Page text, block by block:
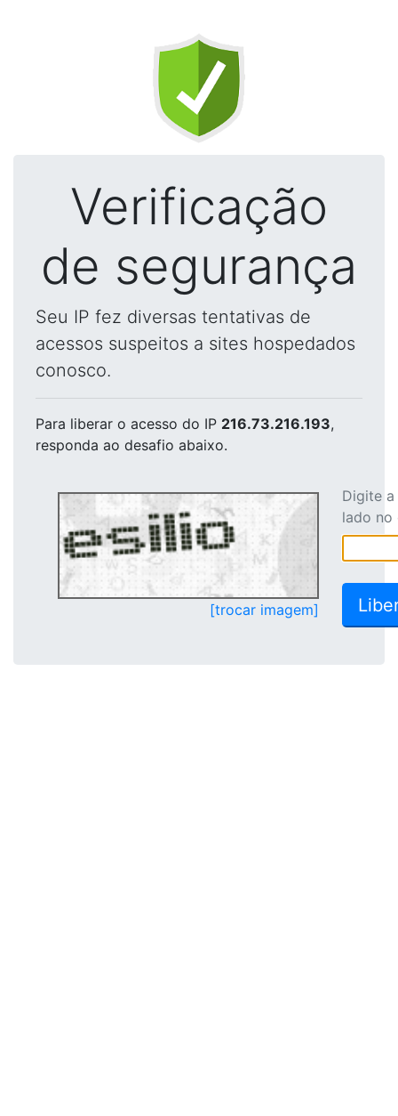
Verificação
de segurança
Seu IP fez diversas tentativas de
acessos suspeitos a sites hospedados
conosco.
Para liberar o acesso do IP 216.73.216.193,
responda ao desafio abaixo.
[trocar imagem]
Digite
lado no